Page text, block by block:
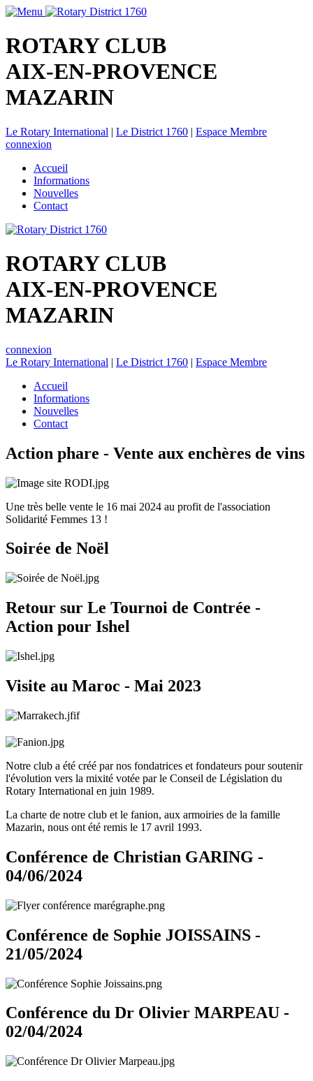
ROTARY CLUB
AIX-EN-PROVENCE
MAZARIN
Le Rotary International | Le District 1760 | Espace Membre
connexion
Accueil
Informations
Nouvelles
Contact
ROTARY CLUB
AIX-EN-PROVENCE
MAZARIN
connexion
Le Rotary International | Le District 1760 | Espace Membre
Accueil
Informations
Nouvelles
Contact
Action phare - Vente aux enchères de vins
Une très belle vente le 16 mai 2024 au profit de l'association
Solidarité Femmes 13 !
Soirée de Noël
Retour sur Le Tournoi de Contrée -
Action pour Ishel
Visite au Maroc - Mai 2023
Notre club a été créé par nos fondatrices et fondateurs pour soutenir
l'évolution vers la mixité votée par le Conseil de Législation du
Rotary International en juin 1989.
La charte de notre club et le fanion, aux armoiries de la famille
Mazarin, nous ont été remis le 17 avril 1993.
Conférence de Christian GARING -
04/06/2024
Conférence de Sophie JOISSAINS -
21/05/2024
Conférence du Dr Olivier MARPEAU -
02/04/2024